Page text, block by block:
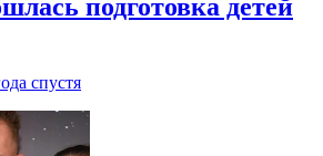
подготовка детей
спустя